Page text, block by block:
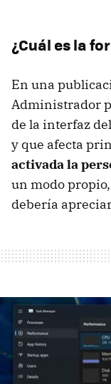
¿Cuál es la
En una
Administrador
de la interfaz
y que afecta
activada la
un modo
debería